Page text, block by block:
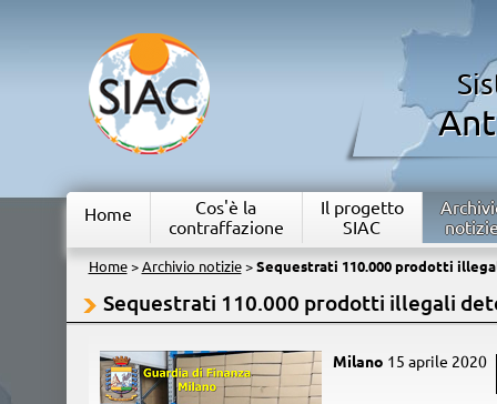
Home
Cos'è la
contraffazione
Il progetto
SIAC
Home> Archivio notizie> Sequestrati 110.000 prodotti
Sequestrati 110.000 prodotti illegali
Milano 15 aprile 2020